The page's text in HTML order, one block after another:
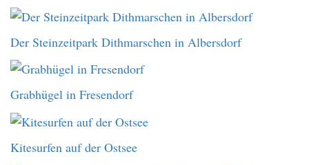
Der Steinzeitpark Dithmarschen in Albersdorf
Grabhügel in Fresendorf
Kitesurfen auf der Ostsee